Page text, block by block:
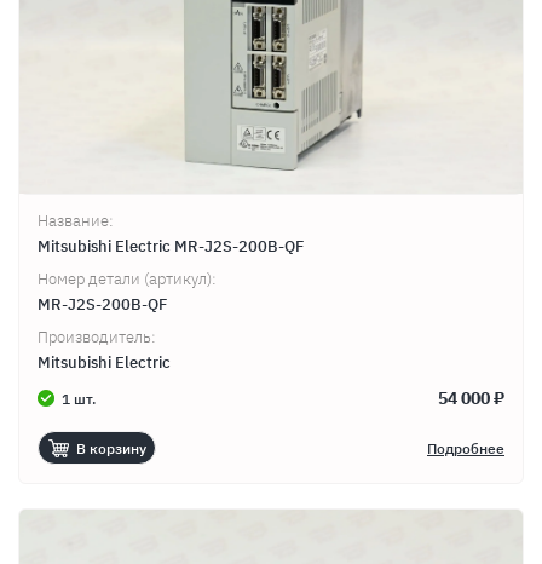
Название:
Mitsubishi Electric MR-J2S-200B-QF
Номер детали (артикул):
MR-J2S-200B-QF
Производитель:
Mitsubishi Electric
1 шт. 54 000 ₽
В корзину Подробнее